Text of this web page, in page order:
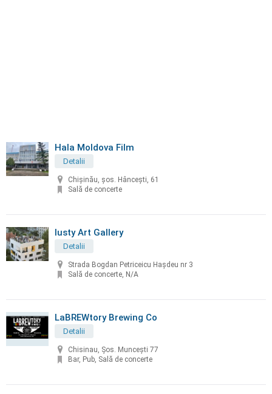
Hala Moldova Film
Detalii
Chișinău, șos. Hâncești, 61
Sală de concerte
Iusty Art Gallery
Detalii
Strada Bogdan Petriceicu Hașdeu nr 3
Sală de concerte, N/A
LaBREWtory Brewing Co
Detalii
Chisinau, Șos. Muncești 77
Bar, Pub, Sală de concerte